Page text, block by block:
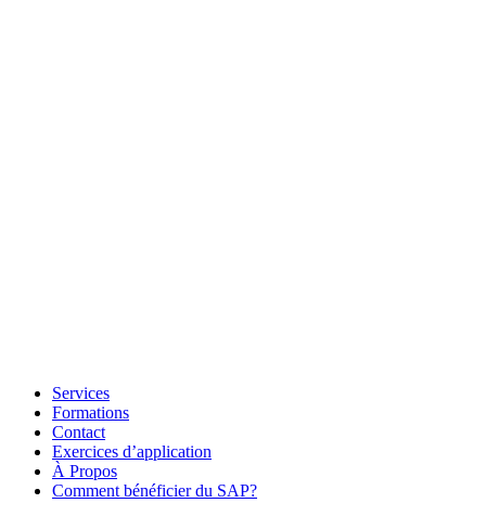
Services
Formations
Contact
Exercices d’application
À Propos
Comment bénéficier du SAP?